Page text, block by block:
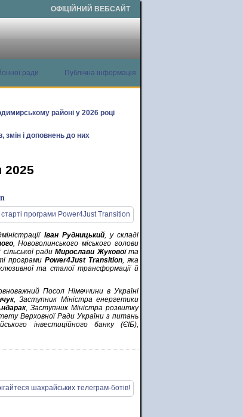
ОФІЦІЙНИЙ ВЕБСАЙТ
ради
Публічна інформація
районі у 2026 році
змін і доповнень до них
2025
Іван Рудницький, у складі
, Нововолинського міського голови
радиМирослави Жуковоїта
програмиPower4Just Transition, яка
та сталої трансформації й
Посол Німеччини в Україні
, Заступник Міністра енергетики
, Заступник Міністра розвитку
Верховної Ради України з питань
інвестиційного банку (ЄІБ),